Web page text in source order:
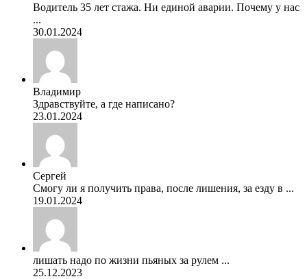
Водитель 35 лет стажа. Ни единой аварии. Почему у нас
...
30.01.2024
Владимир
Здравствуйте, а где написано?
23.01.2024
Сергей
Смогу ли я получить права, после лишения, за езду в ...
19.01.2024
лишать надо по жизни пьяных за рулем ...
25.12.2023